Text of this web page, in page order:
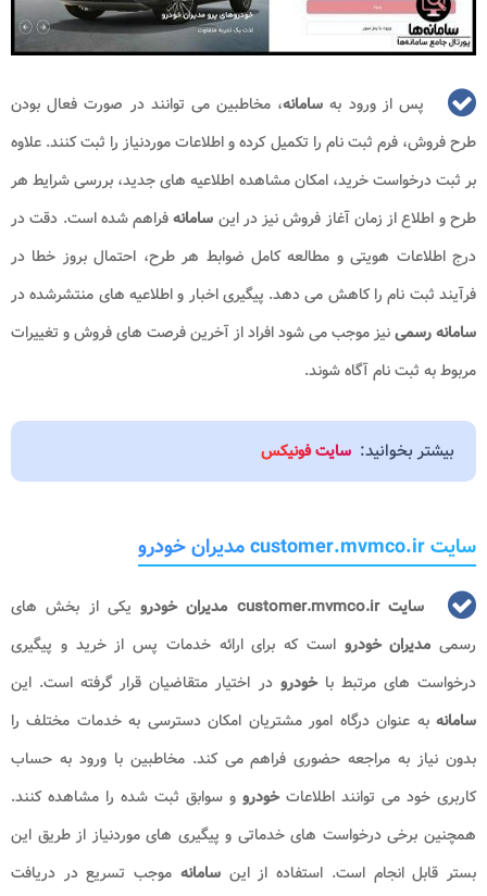
پس از ورود به سامانه، مخاطبین می توانند در صورت فعال بودن
طرح فروش، فرم ثبت نام را تکمیل کرده و اطلاعات موردنیاز را ثبت کنند. علاوه
بر ثبت درخواست خرید، امکان مشاهده اطلاعیه های جدید، بررسی شرایط هر
طرح و اطلاع از زمان آغاز فروش نیز در این سامانهفراهم شده است. دقت در
درج اطلاعات هویتی و مطالعه کامل ضوابط هر طرح، احتمال بروز خطا در
فرآیند ثبت نام را کاهش می دهد. پیگیری اخبار و اطلاعیه های منتشرشده در
سامانه رسمینیز موجب می شود افراد از آخرین فرصت های فروش و تغییرات
مربوط به ثبت نام آگاه شوند.
بیشتر بخوانید: سایت فونیکس
سایت customer.mvmco.ir مدیران خودرو
سایت customer.mvmco.ir مدیران خودرو
یکی از بخش های
رسمی مدیران خودرواست که برای ارائه خدمات پس از خرید و پیگیری
درخواست های مرتبط باخودرودر اختیار متقاضیان قرار گرفته است. این
سامانهبه عنوان درگاه امور مشتریان امکان دسترسی به خدمات مختلف را
بدون نیاز به مراجعه حضوری فراهم می کند. مخاطبین با ورود به حساب
کاربری خود می توانند اطلاعاتخودرو و سوابق ثبت شده را مشاهده کنند.
همچنین برخی درخواست های خدماتی و پیگیری های موردنیاز از طریق این
بستر قابل انجام است. استفاده از اینسامانه موجب تسریع در دریافت